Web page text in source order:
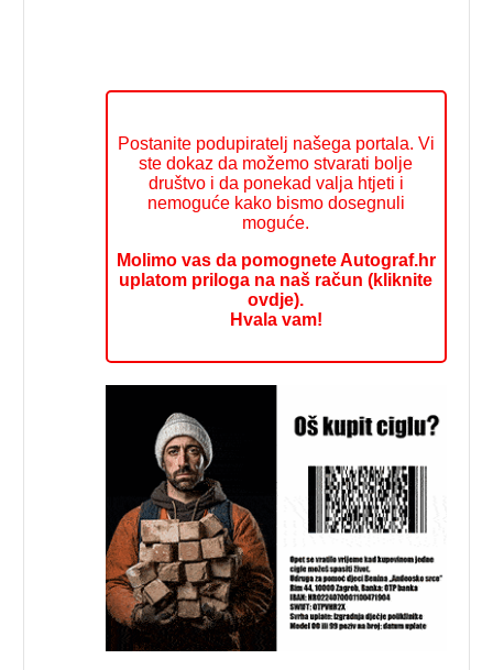
Postanite podupiratelj našega portala. Vi
ste dokaz da možemo stvarati bolje
društvo i da ponekad valja htjeti i
nemoguće kako bismo dosegnuli
moguće.
Molimo vas da pomognete Autograf.hr
uplatom priloga na naš račun (kliknite
ovdje).
Hvala vam!